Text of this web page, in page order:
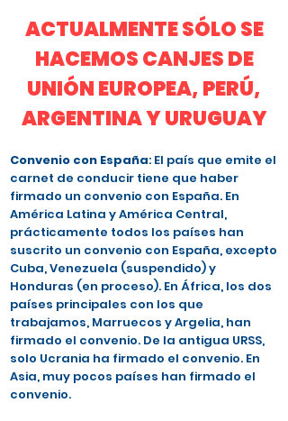
ACTUALMENTE SÓLO SE
HACEMOS CANJES DE
UNIÓN EUROPEA, PERÚ,
ARGENTINA Y URUGUAY
Convenio con España: El país que emite el
carnet de conducir tiene que haber
firmado un convenio con España. En
América Latina y América Central,
prácticamente todos los países han
suscrito un convenio con España, excepto
Cuba, Venezuela (suspendido) y
Honduras (en proceso). En África, los dos
países principales con los que
trabajamos, Marruecos y Argelia, han
firmado el convenio. De la antigua URSS,
solo Ucrania ha firmado el convenio. En
Asia, muy pocos países han firmado el
convenio.